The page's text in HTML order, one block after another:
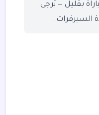
بقليل — يُرجى
السيرفرات.